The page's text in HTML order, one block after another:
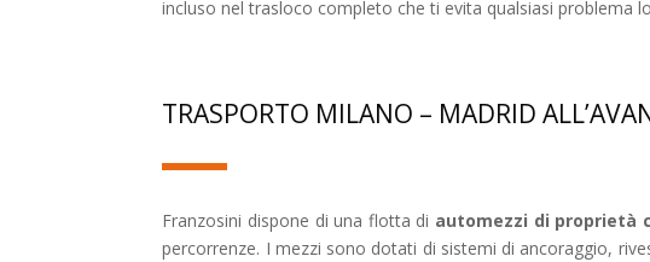
incluso nel trasloco completo che ti evita qualsiasi problema
TRASPORTO MILANO – MADRID
Franzosini dispone di una flotta di automezzi di proprietà
percorrenze. I mezzi sono dotati di sistemi di ancoraggio,